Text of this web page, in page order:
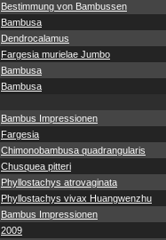
Bestimmung von Bambussen
Bambusa
Dendrocalamus
Fargesia murielae Jumbo
Bambusa
Bambusa
Bambus Impressionen
Fargesia
Chimonobambusa quadrangularis
Chusquea pitteri
Phyllostachys atrovaginata
Phyllostachys vivax Huangwenzhu
Bambus Impressionen
2009